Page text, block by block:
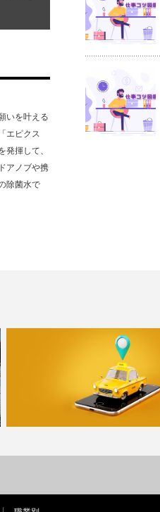
いを叶える
エピクス
発揮して、
アノブや携
除菌水で
個人タクシーとして開業するにはどう
したら？他のライバルに…